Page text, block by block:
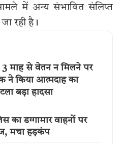
में अन्य संभावित संलिप्त
रही है।
3 माह से वेतन न मिलने पर
ने किया आत्मदाह का
बड़ा हादसा
का डग्गामार वाहनों पर
मचा हड़कंप